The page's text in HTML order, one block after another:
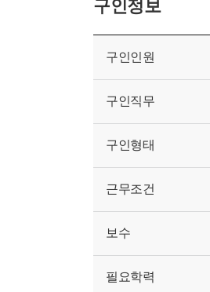
구인정보
구인인원
구인직무
구인형태
근무조건
보수
필요학력